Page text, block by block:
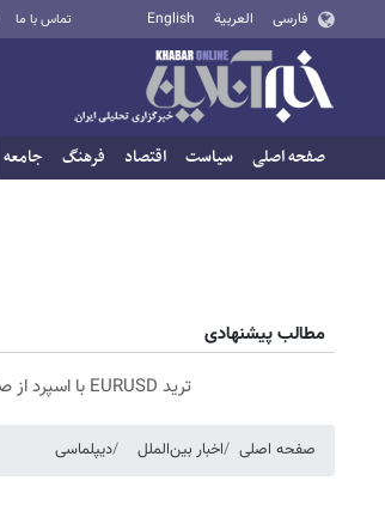
فارسی العربية English تماس با ما
صفحه اصلی سیاست اقتصاد فرهنگ جامعه
مطالب پیشنهادی
ترید EURUSD با اسپرد از صفر پیپ
صفحه اصلی اخبار بین‌الملل دیپلماسی